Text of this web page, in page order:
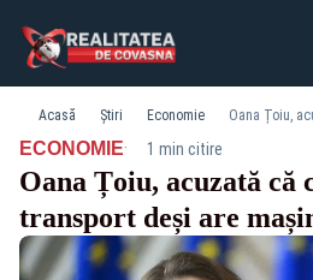
Acasă Știri Economie
ECONOMIE· 1 min citire
Oana Țoiu, acuzată că
transport deși are